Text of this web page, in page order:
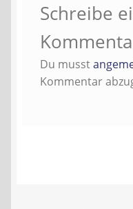
Kontakt
AGB
Widerrufsbelehrung
Schreibe
Du musst
Kommentar